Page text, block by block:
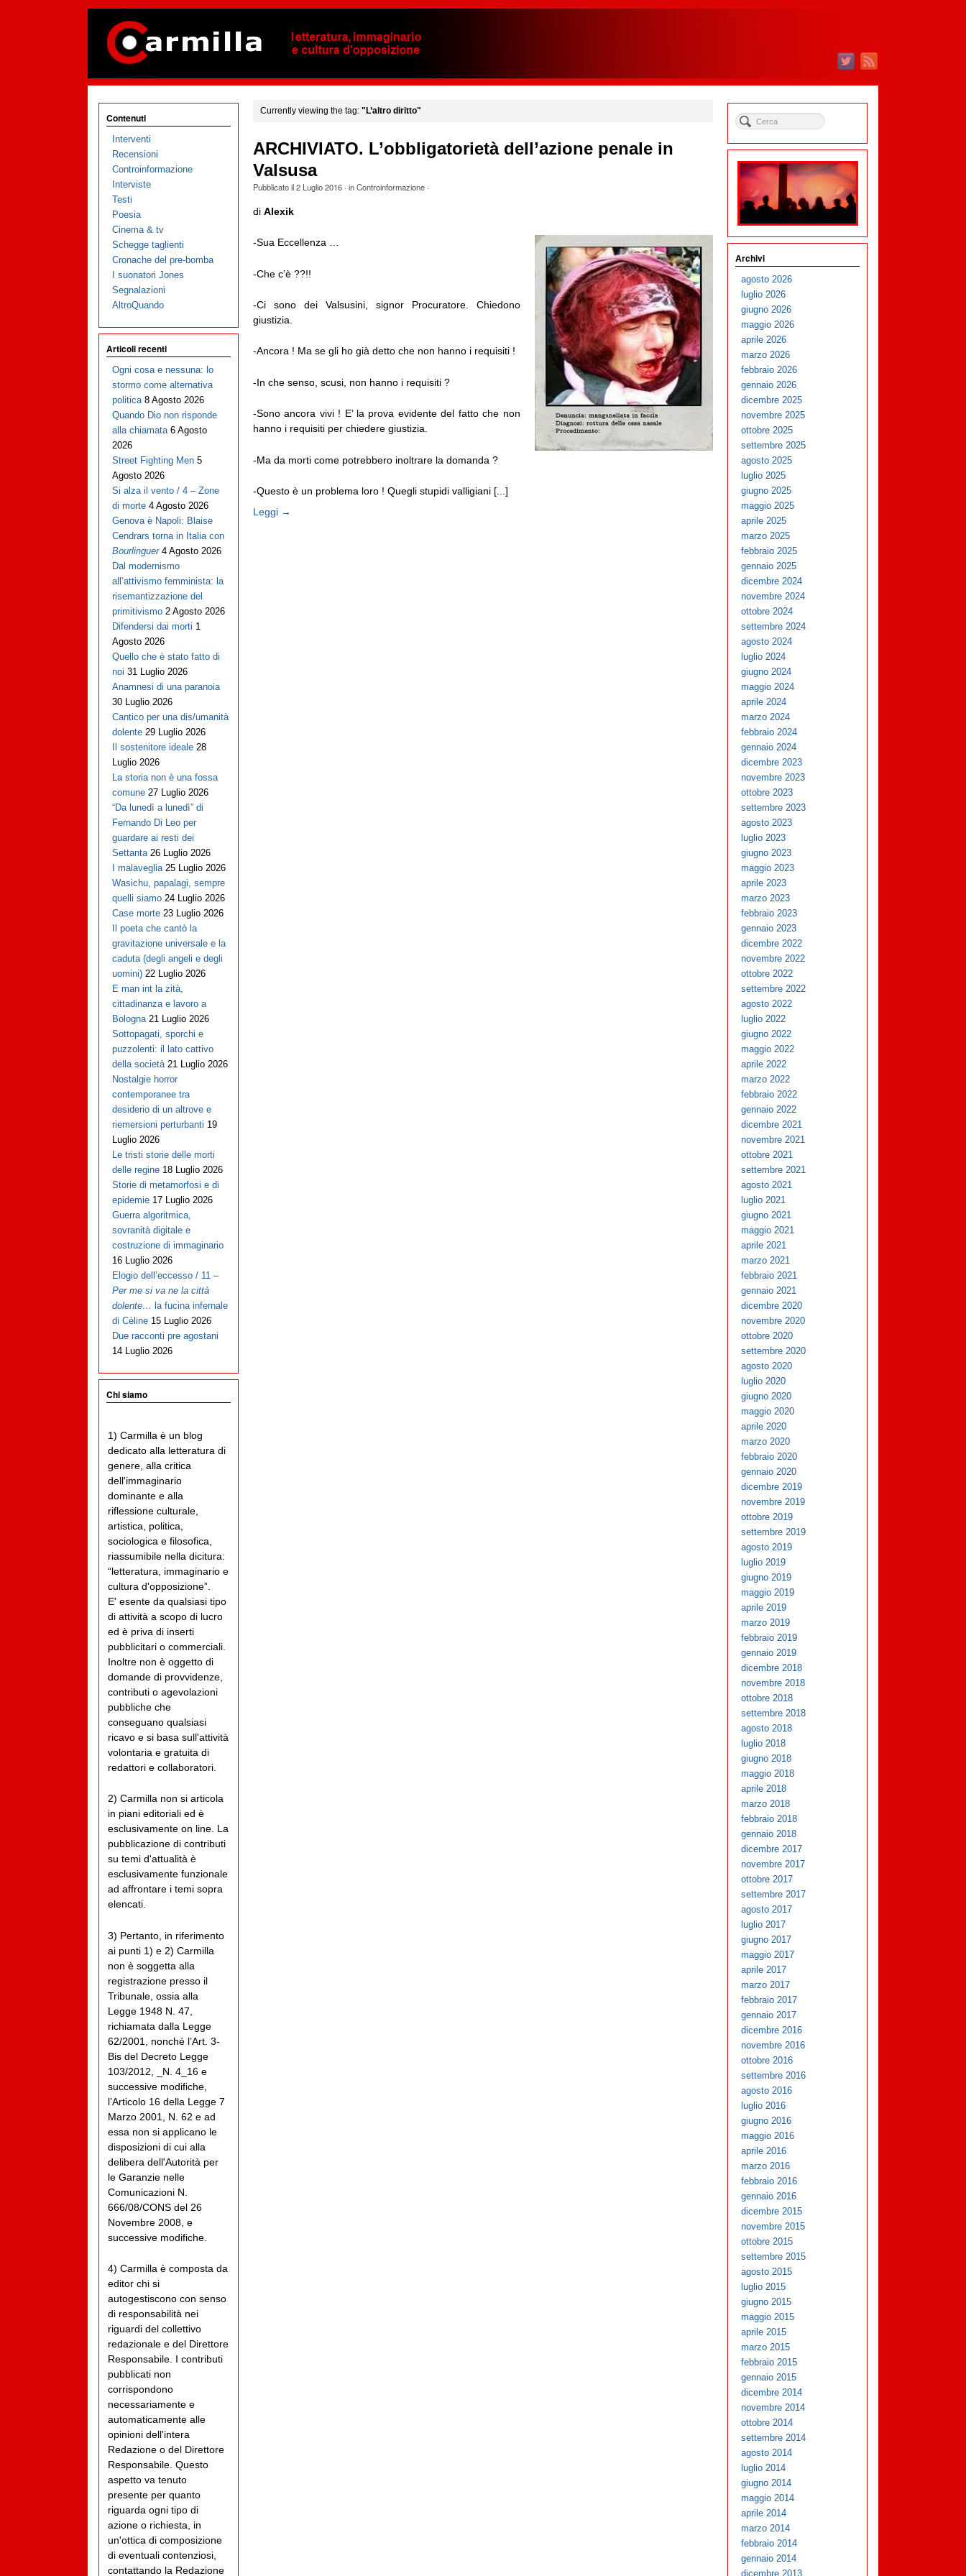
Currently viewing the tag: "L’altro diritto"
ARCHIVIATO. L’obbligatorietà dell’azione penale in
Valsusa
Pubblicato il2 Luglio 2016· inControinformazione·
di Alexik
-Sua Eccellenza …
-Che c’è ??!!
-Ci sono dei Valsusini, signor Procuratore. Chiedono
giustizia.
-Ancora ! Ma se gli ho già detto che non hanno i requisiti !
-In che senso, scusi, non hanno i requisiti ?
-Sono ancora vivi ! E’ la prova evidente del fatto che non
hanno i requisiti per chiedere giustizia.
-Ma da morti come potrebbero inoltrare la domanda ?
-Questo è un problema loro ! Quegli stupidi valligiani [...]
Leggi →
Contenuti
Interventi
Recensioni
Controinformazione
Interviste
Testi
Poesia
Cinema & tv
Schegge taglienti
Cronache del pre-bomba
I suonatori Jones
Segnalazioni
AltroQuando
Articoli recenti
Ogni cosa e nessuna: lo
stormo come alternativa
politica 8 Agosto 2026
Quando Dio non risponde
alla chiamata 6 Agosto
2026
Street Fighting Men 5
Agosto 2026
Si alza il vento / 4 – Zone
di morte 4 Agosto 2026
Genova è Napoli: Blaise
Cendrars torna in Italia con
Bourlinguer 4 Agosto 2026
Dal modernismo
all’attivismo femminista: la
risemantizzazione del
primitivismo 2 Agosto 2026
Difendersi dai morti 1
Agosto 2026
Quello che è stato fatto di
noi 31 Luglio 2026
Anamnesi di una paranoia
30 Luglio 2026
Cantico per una dis/umanità
dolente 29 Luglio 2026
Il sostenitore ideale 28
Luglio 2026
La storia non è una fossa
comune 27 Luglio 2026
“Da lunedì a lunedì” di
Fernando Di Leo per
guardare ai resti dei
Settanta 26 Luglio 2026
I malaveglia 25 Luglio 2026
Wasichu, papalagi, sempre
quelli siamo 24 Luglio 2026
Case morte 23 Luglio 2026
Il poeta che cantò la
gravitazione universale e la
caduta (degli angeli e degli
uomini) 22 Luglio 2026
E man int la zità,
cittadinanza e lavoro a
Bologna 21 Luglio 2026
Sottopagati, sporchi e
puzzolenti: il lato cattivo
della società 21 Luglio 2026
Nostalgie horror
contemporanee tra
desiderio di un altrove e
riemersioni perturbanti 19
Luglio 2026
Le tristi storie delle morti
delle regine 18 Luglio 2026
Storie di metamorfosi e di
epidemie 17 Luglio 2026
Guerra algoritmica,
sovranità digitale e
costruzione di immaginario
16 Luglio 2026
Elogio dell’eccesso / 11 –
Per me si va ne la città
dolente… la fucina infernale
di Cèline 15 Luglio 2026
Due racconti pre agostani
14 Luglio 2026
Chi siamo
1) Carmilla è un blog
dedicato alla letteratura di
genere, alla critica
dell'immaginario
dominante e alla
riflessione culturale,
artistica, politica,
sociologica e filosofica,
riassumibile nella dicitura:
“letteratura, immaginario e
cultura d'opposizione”.
E' esente da qualsiasi tipo
di attività a scopo di lucro
ed è priva di inserti
pubblicitari o commerciali.
Inoltre non è oggetto di
domande di provvidenze,
contributi o agevolazioni
pubbliche che
conseguano qualsiasi
ricavo e si basa sull'attività
volontaria e gratuita di
redattori e collaboratori.
2) Carmilla non si articola
in piani editoriali ed è
esclusivamente on line. La
pubblicazione di contributi
su temi d'attualità è
esclusivamente funzionale
ad affrontare i temi sopra
elencati.
3) Pertanto, in riferimento
ai punti 1) e 2) Carmilla
non è soggetta alla
registrazione presso il
Tribunale, ossia alla
Legge 1948 N. 47,
richiamata dalla Legge
62/2001, nonché l’Art. 3-
Bis del Decreto Legge
103/2012, _N. 4_16 e
successive modifiche,
l’Articolo 16 della Legge 7
Marzo 2001, N. 62 e ad
essa non si applicano le
disposizioni di cui alla
delibera dell'Autorità per
le Garanzie nelle
Comunicazioni N.
666/08/CONS del 26
Novembre 2008, e
successive modifiche.
4) Carmilla è composta da
editor chi si
autogestiscono con senso
di responsabilità nei
riguardi del collettivo
redazionale e del Direttore
Responsabile. I contributi
pubblicati non
corrispondono
necessariamente e
automaticamente alle
opinioni dell'intera
Redazione o del Direttore
Responsabile. Questo
aspetto va tenuto
presente per quanto
riguarda ogni tipo di
azione o richiesta, in
un'ottica di composizione
di eventuali contenziosi,
contattando la Redazione
Archivi
agosto 2026
luglio 2026
giugno 2026
maggio 2026
aprile 2026
marzo 2026
febbraio 2026
gennaio 2026
dicembre 2025
novembre 2025
ottobre 2025
settembre 2025
agosto 2025
luglio 2025
giugno 2025
maggio 2025
aprile 2025
marzo 2025
febbraio 2025
gennaio 2025
dicembre 2024
novembre 2024
ottobre 2024
settembre 2024
agosto 2024
luglio 2024
giugno 2024
maggio 2024
aprile 2024
marzo 2024
febbraio 2024
gennaio 2024
dicembre 2023
novembre 2023
ottobre 2023
settembre 2023
agosto 2023
luglio 2023
giugno 2023
maggio 2023
aprile 2023
marzo 2023
febbraio 2023
gennaio 2023
dicembre 2022
novembre 2022
ottobre 2022
settembre 2022
agosto 2022
luglio 2022
giugno 2022
maggio 2022
aprile 2022
marzo 2022
febbraio 2022
gennaio 2022
dicembre 2021
novembre 2021
ottobre 2021
settembre 2021
agosto 2021
luglio 2021
giugno 2021
maggio 2021
aprile 2021
marzo 2021
febbraio 2021
gennaio 2021
dicembre 2020
novembre 2020
ottobre 2020
settembre 2020
agosto 2020
luglio 2020
giugno 2020
maggio 2020
aprile 2020
marzo 2020
febbraio 2020
gennaio 2020
dicembre 2019
novembre 2019
ottobre 2019
settembre 2019
agosto 2019
luglio 2019
giugno 2019
maggio 2019
aprile 2019
marzo 2019
febbraio 2019
gennaio 2019
dicembre 2018
novembre 2018
ottobre 2018
settembre 2018
agosto 2018
luglio 2018
giugno 2018
maggio 2018
aprile 2018
marzo 2018
febbraio 2018
gennaio 2018
dicembre 2017
novembre 2017
ottobre 2017
settembre 2017
agosto 2017
luglio 2017
giugno 2017
maggio 2017
aprile 2017
marzo 2017
febbraio 2017
gennaio 2017
dicembre 2016
novembre 2016
ottobre 2016
settembre 2016
agosto 2016
luglio 2016
giugno 2016
maggio 2016
aprile 2016
marzo 2016
febbraio 2016
gennaio 2016
dicembre 2015
novembre 2015
ottobre 2015
settembre 2015
agosto 2015
luglio 2015
giugno 2015
maggio 2015
aprile 2015
marzo 2015
febbraio 2015
gennaio 2015
dicembre 2014
novembre 2014
ottobre 2014
settembre 2014
agosto 2014
luglio 2014
giugno 2014
maggio 2014
aprile 2014
marzo 2014
febbraio 2014
gennaio 2014
dicembre 2013